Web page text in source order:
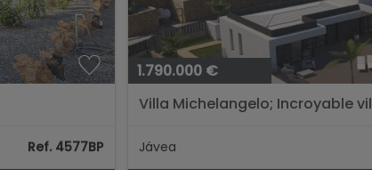
Ref. 4577BP
1.790.000 €
Villa Michelangelo; Incroyable
Jávea